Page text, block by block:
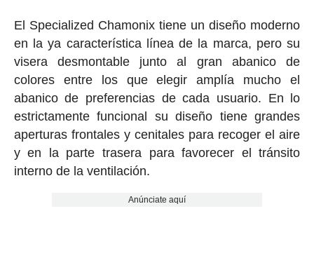
El Specialized Chamonix tiene un diseño moderno
en la ya característica línea de la marca, pero su
visera desmontable junto al gran abanico de
colores entre los que elegir amplía mucho el
abanico de preferencias de cada usuario. En lo
estrictamente funcional su diseño tiene grandes
aperturas frontales y cenitales para recoger el aire
y en la parte trasera para favorecer el tránsito
interno de la ventilación.
Anúnciate aquí